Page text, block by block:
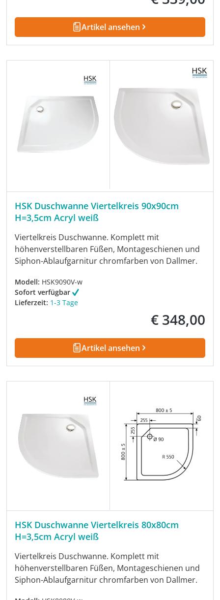
Artikel ansehen
HSK Duschwanne Viertelkreis 90x90cm
H=3,5cm Acryl weiß
Viertelkreis Duschwanne. Komplett mit
höhenverstellbaren Füßen, Montageschienen und
Siphon-Ablaufgarnitur chromfarben von Dallmer.
Modell: HSK9090V-w
Sofort verfügbar
Lieferzeit: 1-3 Tage
Regulärer Preis:
€ 348,00
Artikel ansehen
HSK Duschwanne Viertelkreis 80x80cm
H=3,5cm Acryl weiß
Viertelkreis Duschwanne. Komplett mit
höhenverstellbaren Füßen, Montageschienen und
Siphon-Ablaufgarnitur chromfarben von Dallmer.